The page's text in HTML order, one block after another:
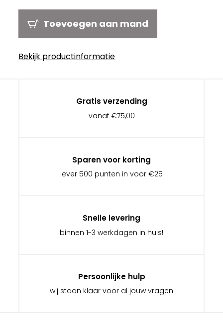
Toevoegen aan mand
Bekijk productinformatie
Gratis verzending
vanaf €75,00
Sparen voor korting
lever 500 punten in voor €25
Snelle levering
binnen 1-3 werkdagen in huis!
Persoonlijke hulp
wij staan klaar voor al jouw vragen